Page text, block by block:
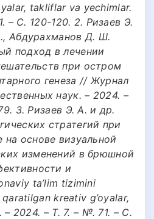
takliflar va yechimlar.
– С. 120-120. 2. Ризаев Э.
Абдурахманов Д. Ш.
подход в лечении
при остром
генеза // Журнал
наук. – 2024. –
3. Ризаев Э. А. и др.
стратегий при
на основе визуальной
изменений в брюшной
и
ta’lim tizimini
kreativ g’oyalar,
2024. – Т. 7. – №. 71. – С.